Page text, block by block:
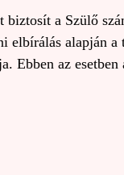
biztosít a Szülő
elbírálás alapján
Ebben az